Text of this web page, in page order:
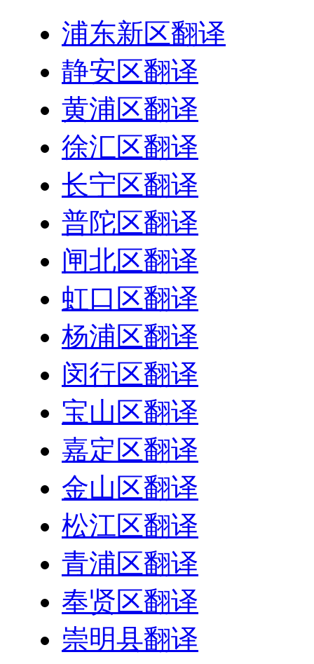
浦东新区翻译
静安区翻译
黄浦区翻译
徐汇区翻译
长宁区翻译
普陀区翻译
闸北区翻译
虹口区翻译
杨浦区翻译
闵行区翻译
宝山区翻译
嘉定区翻译
金山区翻译
松江区翻译
青浦区翻译
奉贤区翻译
崇明县翻译